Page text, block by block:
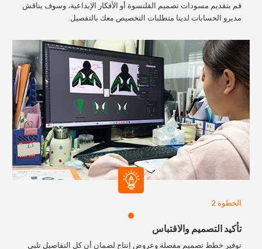
قم بتقديم مسودات تصميم القلنسوة أو الأفكار الإبداعية، وسوف يناقش
مديرو الحسابات لدينا متطلبات التخصيص معك بالتفصيل.
الخطوة 2
تأكيد التصميم والاقتباس
توفير خطط تصميم مفصلة وعروض إنتاج لضمان أن كل التفاصيل تلبي